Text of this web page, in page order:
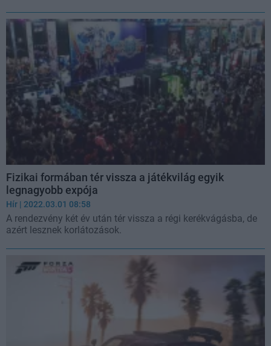
Fizikai formában tér vissza a játékvilág egyik
legnagyobb expója
Hír | 2022.03.01 08:58
A rendezvény két év után tér vissza a régi kerékvágásba, de
azért lesznek korlátozások.